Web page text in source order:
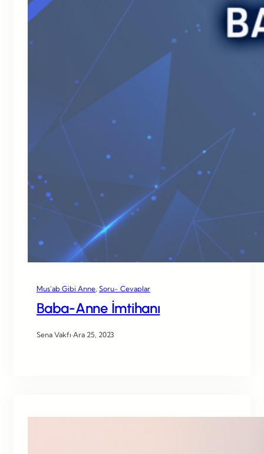
Mus’ab Gibi Anne Soru- Cevaplar
Baba-Anne İmtihanı
Sena Vakfı·Ara 25, 2023